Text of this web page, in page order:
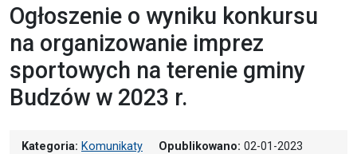
Ogłoszenie o wyniku konkursu
na organizowanie imprez
sportowych na terenie gminy
Budzów w 2023 r.
Kategoria: Komunikaty Opublikowano: 02-01-2023